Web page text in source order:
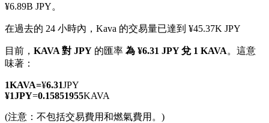
幣本位永續
以數字貨幣為保證金的永續合約
美股、外匯、貴金屬及大宗商品衍生性商品
¥6.89B JPY。
在過去的 24 小時內，Kava 的交易量已達到 ¥45.37K JPY
目前， KAVA 對 JPY 的匯率 為 ¥6.31 JPY 兌 1 KAVA。這意
味著：
1KAVA=¥6.31JPY
¥1JPY=0.15851955KAVA
(注意：不包括交易費用和燃氣費用。)